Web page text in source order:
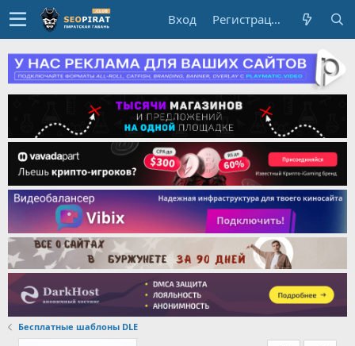
Вход Регистрация
Бесплатные шаблоны DLE